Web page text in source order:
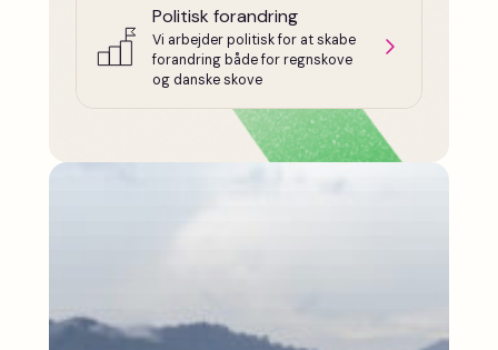
Politisk forandring
Vi arbejder politisk for at skabe
forandring både for regnskove
og danske skove